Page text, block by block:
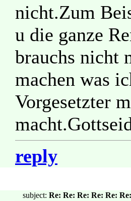
nicht.Zum
u die ganze
brauchs nicht
machen was
Vorgesetzter
reply
subject: Re: Re: Re: Re: Re: